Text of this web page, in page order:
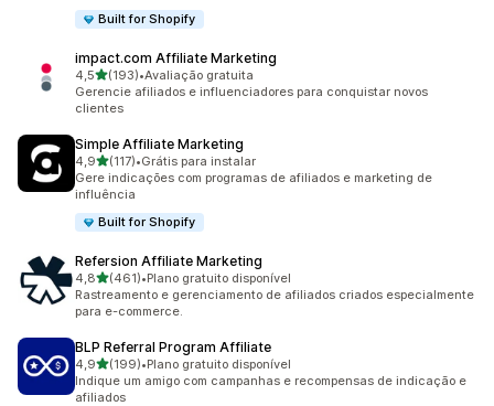
Built for Shopify
impact.com Affiliate Marketing
4,5de 5 estrelas
(193)
193 avaliações ao todo
•Avaliação gratuita
Gerencie afiliados e influenciadores para conquistar novos
clientes
Simple Affiliate Marketing
4,9de 5 estrelas
(117)
117 avaliações ao todo
•Grátis para instalar
Gere indicações com programas de afiliados e marketing de
influência
Built for Shopify
Refersion Affiliate Marketing
4,8de 5 estrelas
(461)
461 avaliações ao todo
•Plano gratuito disponível
Rastreamento e gerenciamento de afiliados criados especialmente
para e-commerce.
BLP Referral Program Affiliate
4,9de 5 estrelas
(199)
199 avaliações ao todo
•Plano gratuito disponível
Indique um amigo com campanhas e recompensas de indicação e
afiliados